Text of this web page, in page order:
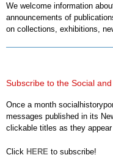
We welcome information
announcements of
on collections, exhibitions,
Subscribe to the Social
Once a month
messages published in its
clickable titles as they appear
Click HERE to subscribe!